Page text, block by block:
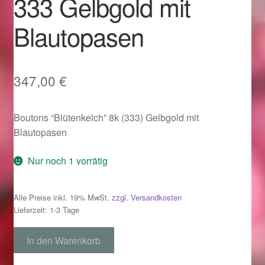
Im Gedenken an
Impressum
Karneval 2015 – Schmuck zu Fasching & Co.
Karneval 2020 – Schmuck zu Fasching & Co.
Kasse
Liefer- und Versandkosten
Magisches und Festliches zu Halloween
Blautopasen
347,00 €
Boutons “Blütenkelch” 8k (333) Gelbgold mit
Blautopasen
Nur noch 1 vorrätig
Alle Preise inkl. 19% MwSt. zzgl. Versandkosten
Lieferzeit: 1-3 Tage
Boutons
"Blütenkelch"
In den Warenkorb